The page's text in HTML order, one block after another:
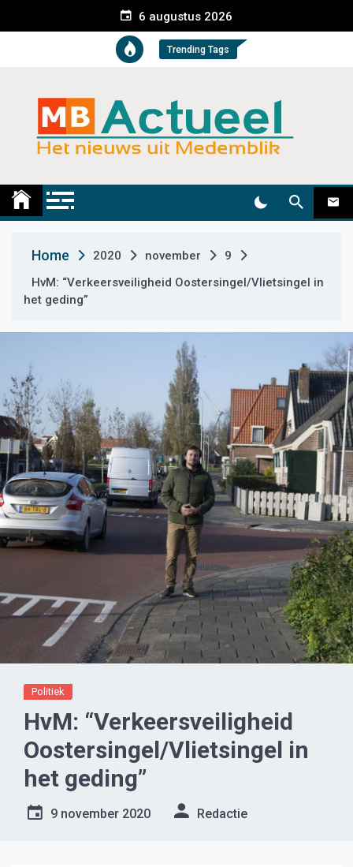
e
t
6 augustus 2026
Trending Tags
Medemblik Actueel
Home 2020 november
9
HvM: “Verkeersveiligheid Oostersingel/Vlietsingel in
het geding”
Politiek
HvM: “Verkeersveiligheid
Oostersingel/Vlietsingel in
het geding”
9 november 2020 Redactie